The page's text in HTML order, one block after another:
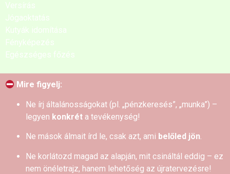
Versírás
Jógaoktatás
Kutyák idomítása
Fényképezés
Egészséges főzés
Mire figyelj:
Ne írj általánosságokat (pl. „pénzkeresés”, „munka”) –
legyen konkrét a tevékenység!
Ne mások álmait írd le, csak azt, ami belőled jön.
Ne korlátozd magad az alapján, mit csináltál eddig – ez
nem önéletrajz, hanem lehetőség az újratervezésre!